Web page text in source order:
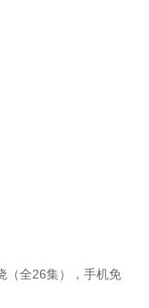
（全26集），手机免